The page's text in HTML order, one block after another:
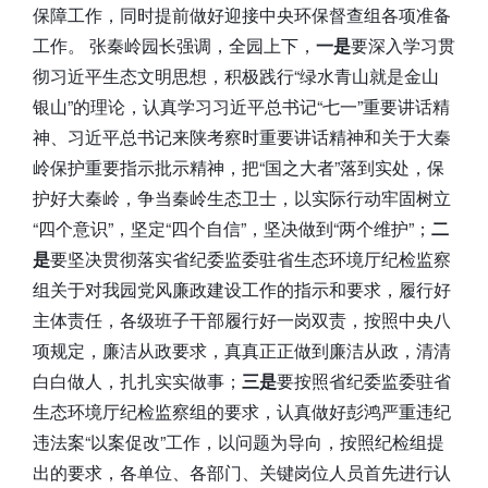
保障工作，同时提前做好迎接中央环保督查组各项准备
工作。 张秦岭园长强调，全园上下， 一是要深入学习贯
彻习近平生态文明思想，积极践行“绿水青山就是金山
银山”的理论，认真学习习近平总书记“七一”重要讲话精
神、习近平总书记来陕考察时重要讲话精神和关于大秦
岭保护重要指示批示精神，把“国之大者”落到实处，保
护好大秦岭，争当秦岭生态卫士，以实际行动牢固树立
“四个意识”，坚定“四个自信”，坚决做到“两个维护”； 二
是要坚决贯彻落实省纪委监委驻省生态环境厅纪检监察
组关于对我园党风廉政建设工作的指示和要求，履行好
主体责任，各级班子干部履行好一岗双责，按照中央八
项规定，廉洁从政要求，真真正正做到廉洁从政，清清
白白做人，扎扎实实做事； 三是要按照省纪委监委驻省
生态环境厅纪检监察组的要求，认真做好彭鸿严重违纪
违法案“以案促改”工作，以问题为导向，按照纪检组提
出的要求，各单位、各部门、关键岗位人员首先进行认